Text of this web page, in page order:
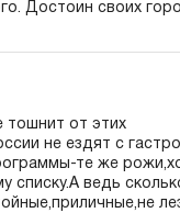
Достоин своих
тошнит от этих
не ездят с
те же
списку.А ведь